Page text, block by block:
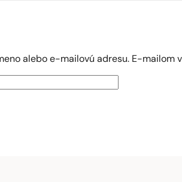
alebo e-mailovú adresu. E-mailom